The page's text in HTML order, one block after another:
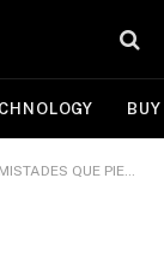
URRACO DE MAGALY📢💣 | #OUKE